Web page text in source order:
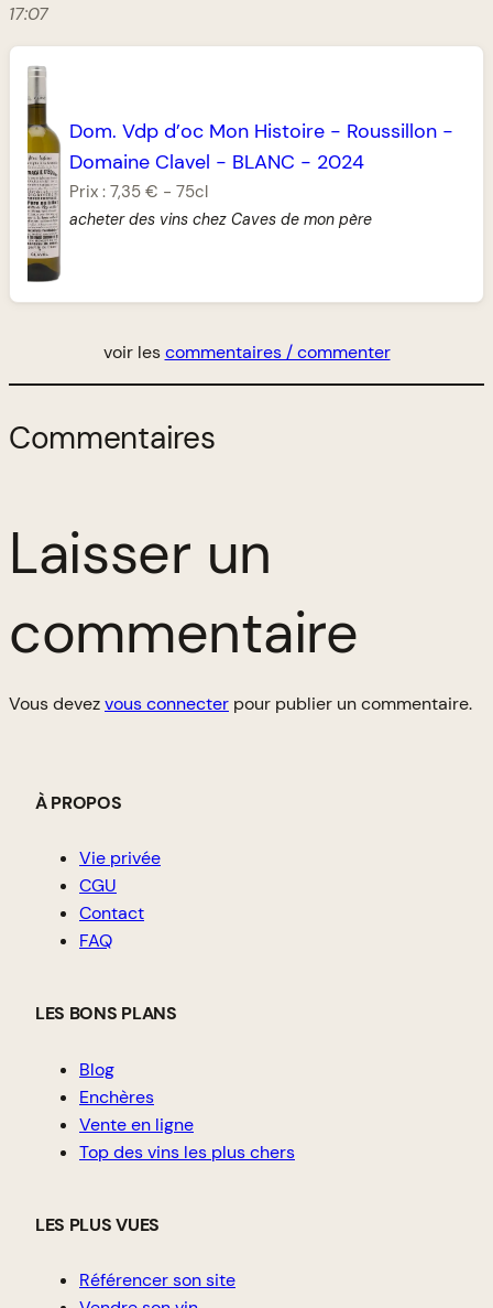
17:07
Dom. Vdp d’oc Mon Histoire- Roussillon-
Domaine Clavel - BLANC - 2024
Prix : 7,35 € - 75cl
acheter des vins chez Caves de mon père
voir lescommentaires / commenter
Commentaires
Laisser un
commentaire
Vous devezvous connecter pour publier un commentaire.
À PROPOS
Vie privée
CGU
Contact
FAQ
LES BONS PLANS
Blog
Enchères
Vente en ligne
Top des vins les plus chers
LES PLUS VUES
Référencer son site